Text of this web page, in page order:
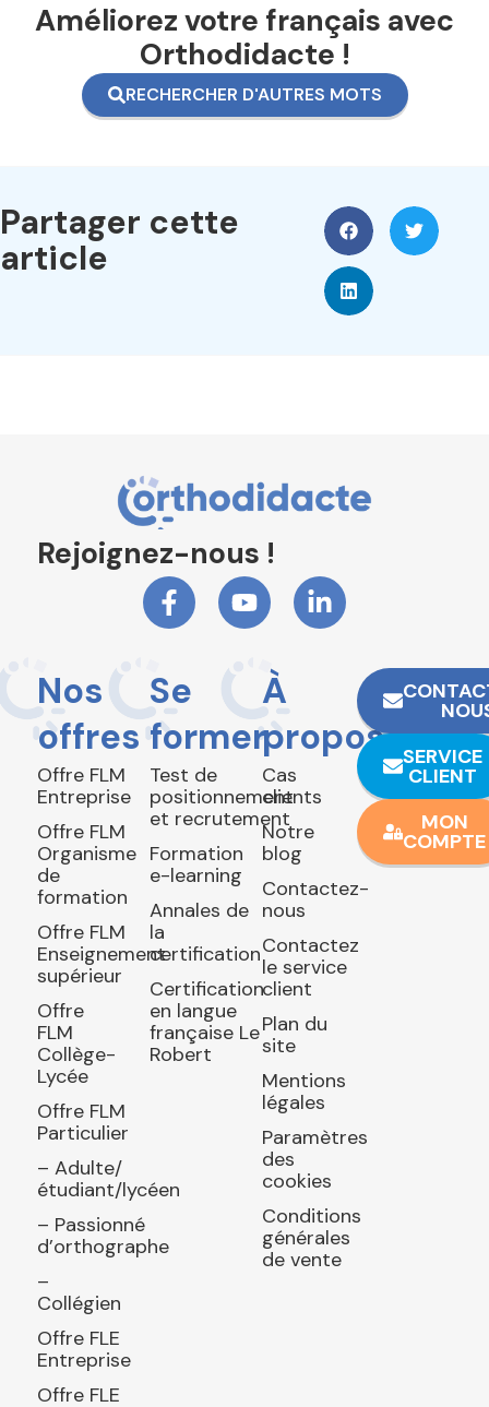
Améliorez votre français avec
Orthodidacte !
RECHERCHER D'AUTRES MOTS
Partager cette
article
Rejoignez-nous !
Nos
offres
Offre FLM
Entreprise
Offre FLM
Organisme
de
formation
Offre FLM
Enseignement
supérieur
Offre
FLM
Collège-
Lycée
Offre FLM
Particulier
– Adulte/
étudiant/lycéen
– Passionné
d’orthographe
–
Collégien
Offre FLE
Entreprise
Offre FLE
Se
former
Test de
positionnement
et recrutement
Formation
e-learning
Annales de
la
certification
Certification
en langue
française Le
Robert
À
propos
Cas
clients
Notre
blog
Contactez-
nous
Contactez
le service
client
Plan du
site
Mentions
légales
Paramètres
des
cookies
Conditions
générales
de vente
SERVICE
CLIENT
MON
COMPTE